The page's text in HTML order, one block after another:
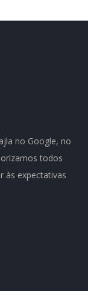
no Google, no
todos
às expectativas